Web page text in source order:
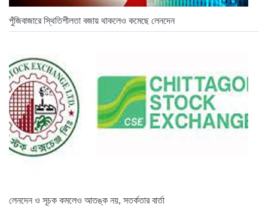
পুঁজিবাজারে স্থিতিশীলতা বজায় থাকলেও কমেছে লেনদেন
লেনদেন ও সূচক কমলেও আতঙ্ক নয়, সতর্কতার বার্তা